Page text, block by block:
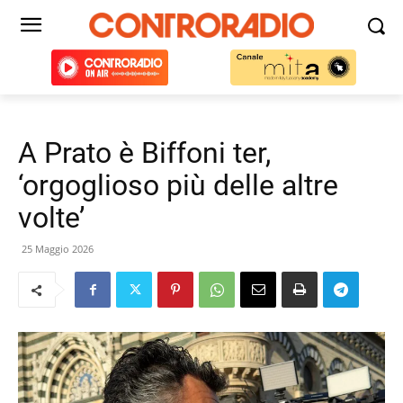
A Prato è Biffoni ter,
‘orgoglioso più delle altre
volte’
25 Maggio 2026